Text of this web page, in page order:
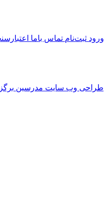
ورود ثبت‌نام تماس باما
طراحی وب سایت مدرسین